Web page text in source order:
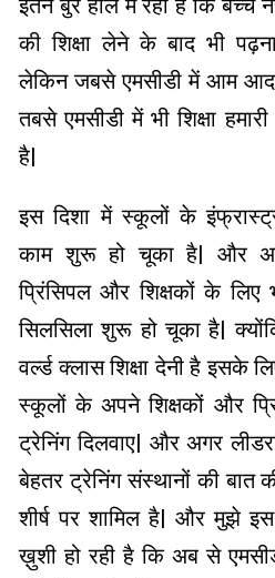
की शिक्षा लेने के बाद भी
लेकिन जबसे एमसीडी में आम
तबसे एमसीडी में भी शिक्षा
है|
इस दिशा में स्कूलों के
काम शुरू हो चूका है| और
प्रिंसिपल और शिक्षकों के लिए
सिलसिला शुरू हो चूका है|
वर्ल्ड क्लास शिक्षा देनी है इसके
स्कूलों के अपने शिक्षकों और
ट्रेनिंग दिलवाए| और अगर
बेहतर ट्रेनिंग संस्थानों की
शीर्ष पर शामिल है| और मुझे
ख़ुशी हो रही है कि अब से